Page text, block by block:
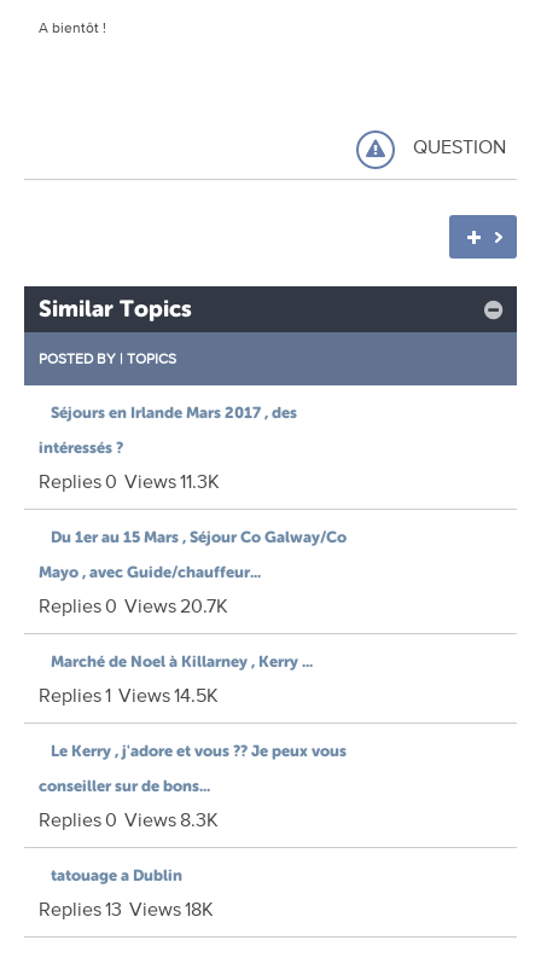
A bientôt !
QUESTION
Similar Topics
POSTED BY | TOPICS
Séjours en Irlande Mars 2017 , des
intéressés ?
Replies0 Views11.3K
Du 1er au 15 Mars , Séjour Co Galway/Co
Mayo , avec Guide/chauffeur...
Replies0 Views20.7K
Marché de Noel à Killarney , Kerry ...
Replies1 Views14.5K
Le Kerry , j'adore et vous ?? Je peux vous
conseiller sur de bons...
Replies0 Views8.3K
tatouage a Dublin
Replies13 Views18K